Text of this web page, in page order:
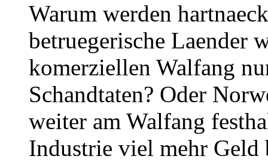
Warum werden
betruegerische Laender
komerziellen Walfang
Schandtaten? Oder
weiter am Walfang
Industrie viel mehr